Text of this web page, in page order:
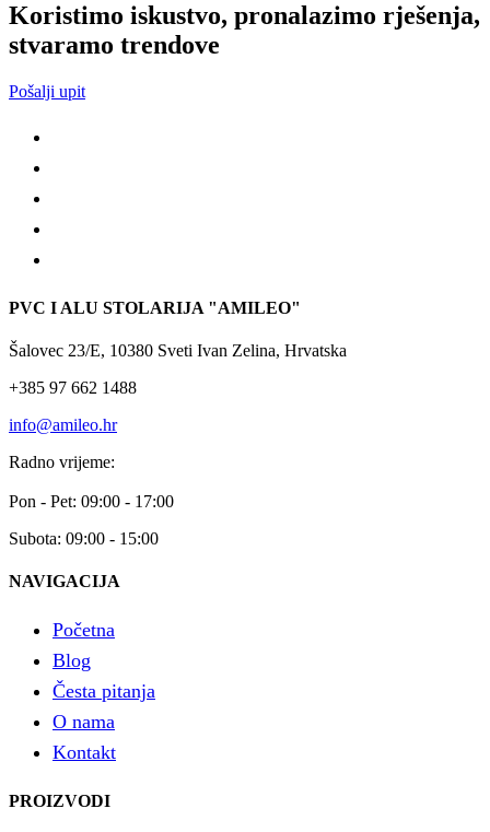
Koristimo iskustvo, pronalazimo rješenja,
stvaramo trendove
Pošalji upit
PVC I ALU STOLARIJA "AMILEO"
Šalovec 23/E, 10380 Sveti Ivan Zelina, Hrvatska
+385 97 662 1488
info@amileo.hr
Radno vrijeme:
Pon - Pet: 09:00 - 17:00
Subota: 09:00 - 15:00
NAVIGACIJA
Početna
Blog
Česta pitanja
O nama
Kontakt
PROIZVODI